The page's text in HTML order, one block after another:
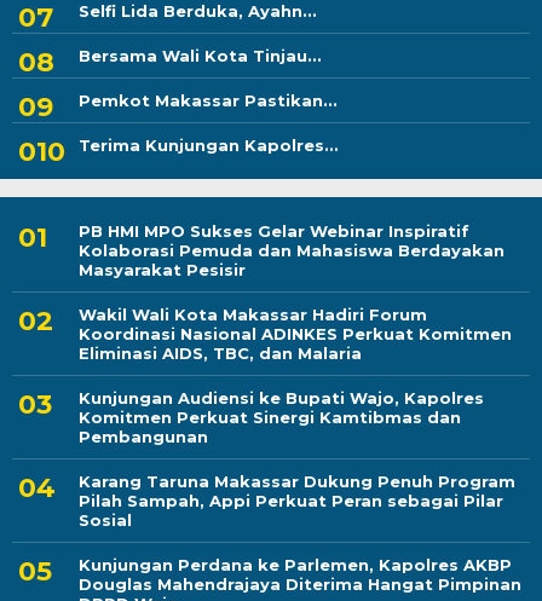
Selfi Lida Berduka, Ayahn...
Bersama Wali Kota Tinjau...
Pemkot Makassar Pastikan...
Terima Kunjungan Kapolres...
PB HMI MPO Sukses Gelar Webinar Inspiratif
Kolaborasi Pemuda dan Mahasiswa Berdayakan
Masyarakat Pesisir
Wakil Wali Kota Makassar Hadiri Forum
Koordinasi Nasional ADINKES Perkuat Komitmen
Eliminasi AIDS, TBC, dan Malaria
Kunjungan Audiensi ke Bupati Wajo, Kapolres
Komitmen Perkuat Sinergi Kamtibmas dan
Pembangunan
Karang Taruna Makassar Dukung Penuh Program
Pilah Sampah, Appi Perkuat Peran sebagai Pilar
Sosial
Kunjungan Perdana ke Parlemen, Kapolres AKBP
Douglas Mahendrajaya Diterima Hangat Pimpinan